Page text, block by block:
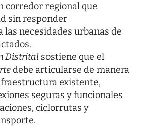
corredor regional que
sin responder
las necesidades urbanas de
Distrital sostiene que el
debe articularse de manera
existente,
seguras y funcionales
ciclorrutas y